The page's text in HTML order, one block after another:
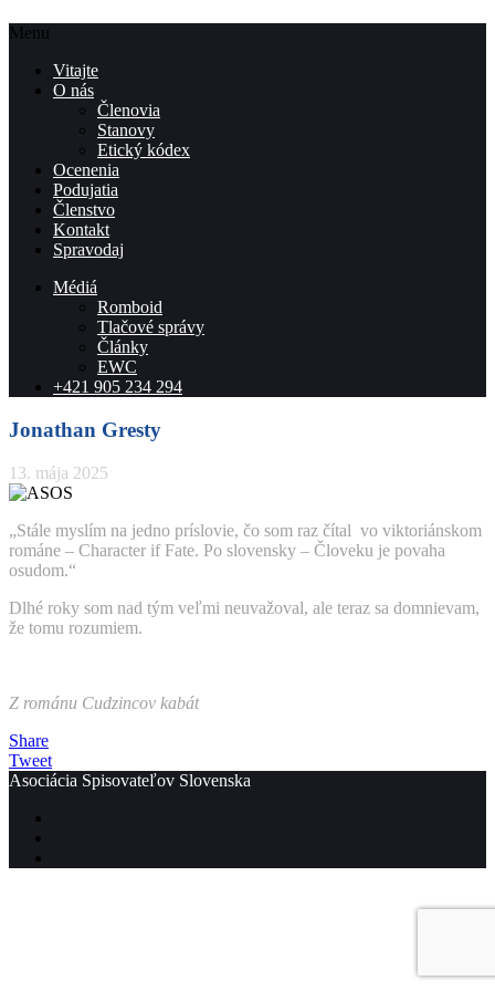
Menu
Vitajte
O nás
Členovia
Stanovy
Etický kódex
Ocenenia
Podujatia
Členstvo
Kontakt
Spravodaj
Médiá
Romboid
Tlačové správy
Články
EWC
+421 905 234 294
Jonathan Gresty
13. mája 2025
„Stále myslím na jedno príslovie, čo som raz čítal vo viktoriánskom
románe – Character if Fate. Po slovensky – Človeku je povaha
osudom.“
Dlhé roky som nad tým veľmi neuvažoval, ale teraz sa domnievam,
že tomu rozumiem.
Z románu Cudzincov kabát
Share
Tweet
Asociácia Spisovateľov Slovenska